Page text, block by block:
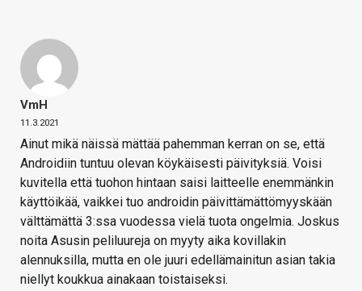
VmH
11.3.2021
Ainut mikä näissä mättää pahemman kerran on se, että
Androidiin tuntuu olevan köykäisesti päivityksiä. Voisi
kuvitella että tuohon hintaan saisi laitteelle enemmänkin
käyttöikää, vaikkei tuo androidin päivittämättömyyskään
välttämättä 3:ssa vuodessa vielä tuota ongelmia. Joskus
noita Asusin peliluureja on myyty aika kovillakin
alennuksilla, mutta en ole juuri edellämainitun asian takia
niellyt koukkua ainakaan toistaiseksi.